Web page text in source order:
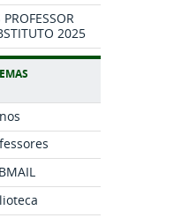
PROFESSOR
2025